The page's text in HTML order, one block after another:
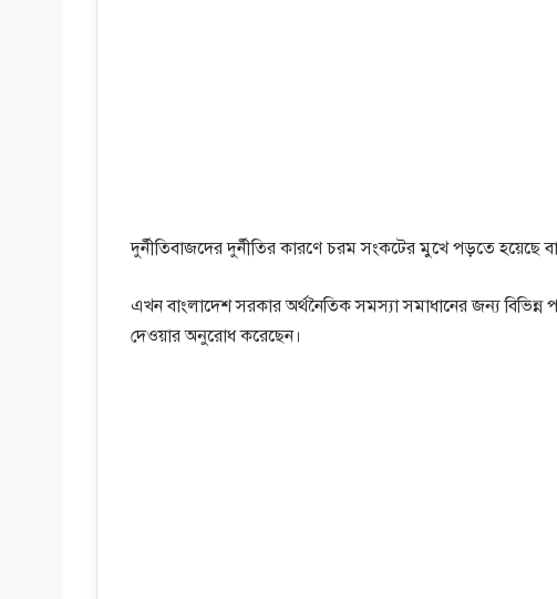
দুর্নীতিবাজদের দুর্নীতির কারণে চরম সংকটের মুখে পড়তে হয়েছে
এখন বাংলাদেশ সরকার অর্থনৈতিক সমস্যা সমাধানের জন্য বিভিন্ন
দেওয়ার অনুরোধ করেছেন।